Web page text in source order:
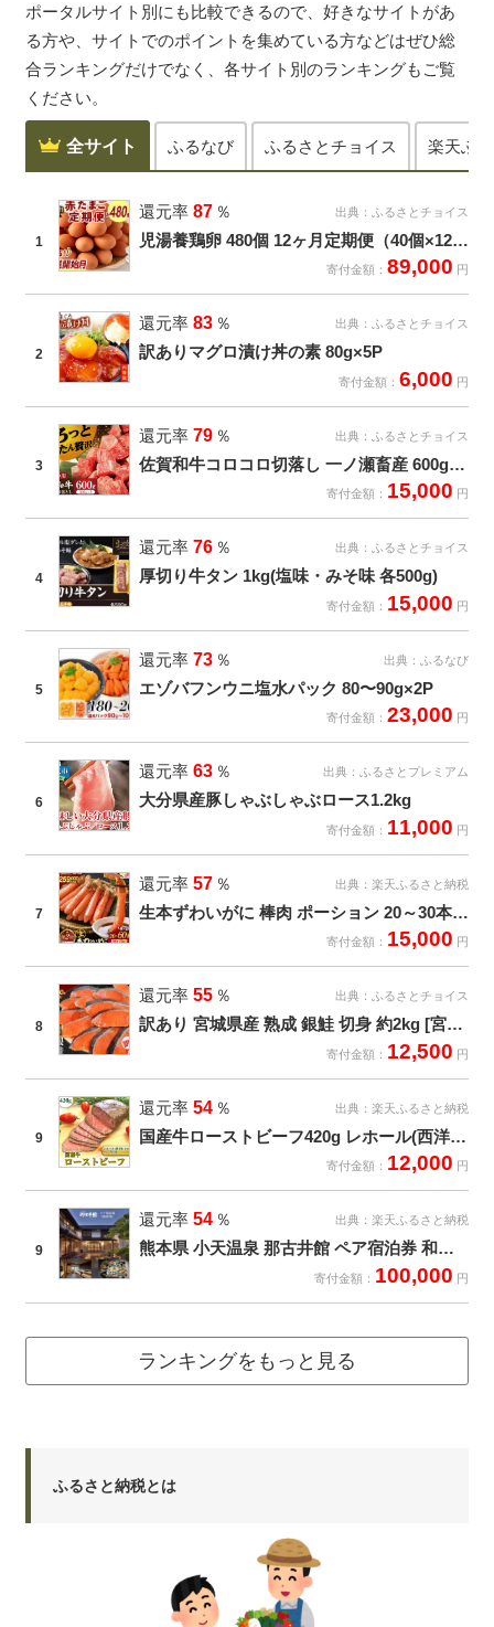
ポータルサイト別にも比較できるので、好きなサイトがあ
る方や、サイトでのポイントを集めている方などはぜひ総
合ランキングだけでなく、各サイト別のランキングもご覧
ください。
全サイト ふるなび ふるさとチョイス 楽天ふ
1
還元率 87 ％ 出典： ふるさとチョイス
児湯養鶏卵 480個 12ヶ月定期便（40個×12回）
寄付金額：89,000 円
2
還元率 83 ％ 出典： ふるさとチョイス
訳ありマグロ漬け丼の素 80g×5P
寄付金額：6,000 円
3
還元率 79 ％ 出典： ふるさとチョイス
佐賀和牛コロコロ切落し 一ノ瀬畜産 600g(300g×2袋)
寄付金額： 15,000 円
4
還元率 76 ％ 出典： ふるさとチョイス
厚切り牛タン 1kg(塩味・みそ味 各500g)
寄付金額： 15,000 円
5
還元率 73 ％ 出典： ふるなび
エゾバフンウニ塩水パック 80〜90g×2P
寄付金額：23,000 円
6
還元率 63 ％ 出典： ふるさとプレミアム
大分県産豚しゃぶしゃぶロース1.2kg
寄付金額： 11,000 円
7
還元率 57 ％ 出典： 楽天ふるさと納税
生本ずわいがに 棒肉 ポーション 20～30本入 総重量 約500g [カネダイ 宮城県 気仙沼市 20562793] むき身 カニ かに 生 ずわいがに ズワイガニ ずわい蟹 ズワイ蟹 蟹 カニ カニ脚 蟹脚 カニ棒肉 カニ 蟹 カニしゃぶ
寄付金額： 15,000 円
8
還元率 55 ％ 出典： ふるさとチョイス
訳あり 宮城県産 熟成 銀鮭 切身 約2kg [宮城東洋 宮城県 気仙沼市 20563343] 鮭 海鮮 魚介類 国産 さけ 鮭 甘口 サケ 鮭切身 シャケ 切り身 冷凍 おかず 弁当 支援 事業者支援 サーモン 魚 銀鮭切り身
寄付金額： 12,500 円
9
還元率 54 ％ 出典： 楽天ふるさと納税
国産牛ローストビーフ420g レホール(西洋わさび)・ソース付き
寄付金額： 12,000 円
9
還元率 54 ％ 出典： 楽天ふるさと納税
熊本県 小天温泉 那古井館 ペア宿泊券 和洋室 1泊2食付
寄付金額： 100,000 円
ランキングをもっと見る
ふるさと納税とは